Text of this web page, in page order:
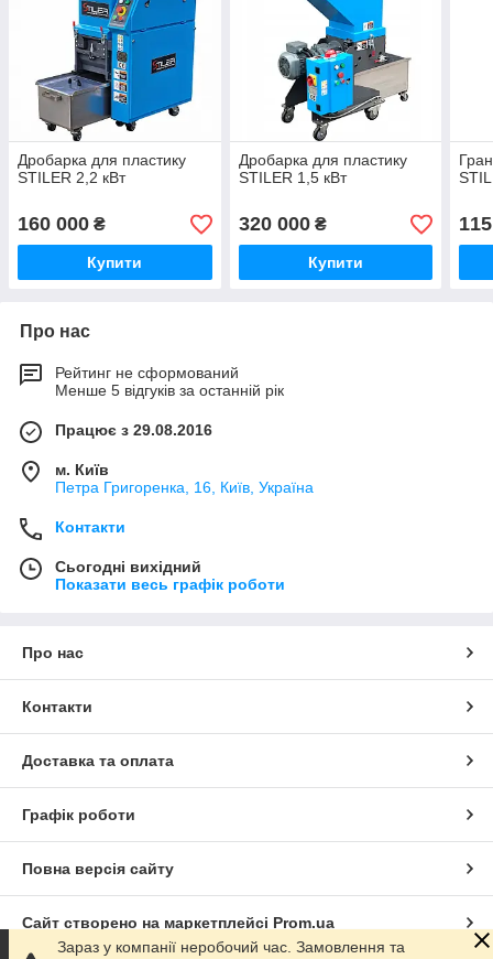
Дробарка для пластику
STILER 2,2 кВт
160 000 ₴
Купити
Дробарка для пластику
STILER 1,5 кВт
320 000₴
Купити
Про нас
Рейтинг не сформований
Менше 5 відгуків за останній рік
Працює з 29.08.2016
м. Київ
Петра Григоренка, 16, Київ, Україна
Контакти
Сьогодні вихідний
Показати весь графік роботи
Про нас
Контакти
Доставка та оплата
Графік роботи
Повна версія сайту
Сайт створено на маркетплейсі Prom.ua
Зараз у компанії неробочий час. Замовлення та